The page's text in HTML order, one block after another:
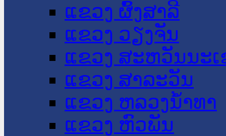
ແຂວງ ຜົ້ງສາລີ
ແຂວງ ວຽງຈັນ
ແຂວງ ສະຫວັນນະ
ແຂວງ ສາລະວັນ
ແຂວງ ຫລວງນໍ້າທາ
ແຂວງ ຫົວພັນ